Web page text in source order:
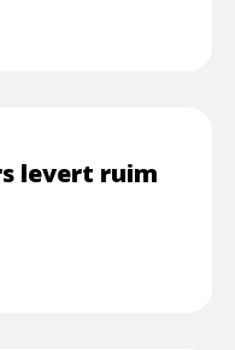
levert ruim